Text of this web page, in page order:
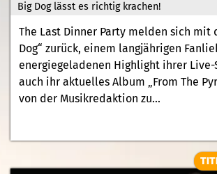
Big Dog lässt es richtig krachen!
The Last Dinner Party melden sich mit
Dog“ zurück, einem langjährigen
energiegeladenen Highlight ihrer Live-
auch ihr aktuelles Album „From The
von der Musikredaktion zu...